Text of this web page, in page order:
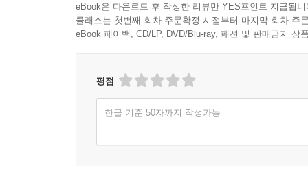
eBook은 다운로드 후 작성한 리뷰만 YES포인트 지급됩니
클래스는 첫번째 회차 주문확정 시점부터 마지막 회차 주
eBook 페이백, CD/LP, DVD/Blu-ray, 패션 및 판매금지 상
평점
한글 기준 50자까지 작성가능